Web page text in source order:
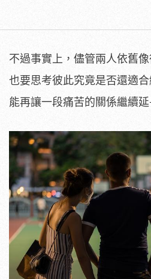
不過事實上，儘管兩人依舊
也要思考彼此究竟是否還適
能再讓一段痛苦的關係繼續延